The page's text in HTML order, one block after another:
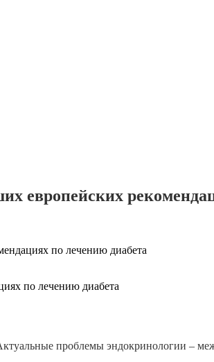
европейских
по лечению диабета
по лечению диабета
проблемы эндокринологии –